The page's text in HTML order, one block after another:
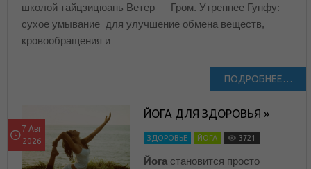
школой тайцзицюань Ветер — Гром. Утреннее Гунфу:
сухое умывание для улучшение обмена веществ,
кровообращения и
ПОДРОБНЕЕ…
7 Авг
2026
ЙОГА ДЛЯ ЗДОРОВЬЯ »
ЗДОРОВЬЕ ЙОГА 3721
Йога становится просто